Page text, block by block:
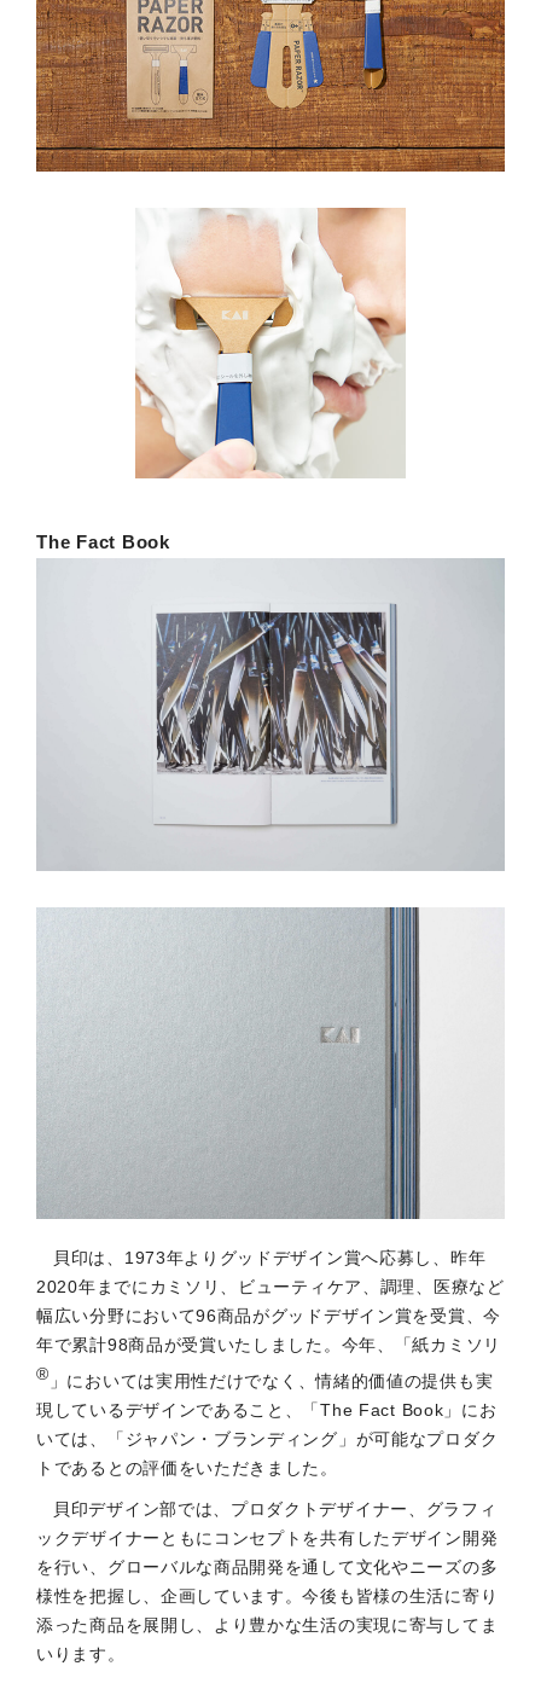
The Fact Book
貝印は、1973年よりグッドデザイン賞へ応募し、昨年
2020年までにカミソリ、ビューティケア、調理、医療など
幅広い分野において96商品がグッドデザイン賞を受賞、今
年で累計98商品が受賞いたしました。今年、「紙カミソリ
® 」においては実用性だけでなく、情緒的価値の提供も実
現しているデザインであること、「The Fact Book」にお
いては、「ジャパン・ブランディング」が可能なプロダク
トであるとの評価をいただきました。
貝印デザイン部では、プロダクトデザイナー、グラフィ
ックデザイナーともにコンセプトを共有したデザイン開発
を行い、グローバルな商品開発を通して文化やニーズの多
様性を把握し、企画しています。今後も皆様の生活に寄り
添った商品を展開し、より豊かな生活の実現に寄与してま
いります。